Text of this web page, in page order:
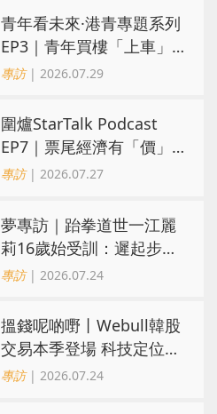
青年看未來·港青專題系列
EP3｜青年買樓「上車」
係咪夢？ 觀念改變居住選
專訪| 2026.07.29
圍爐StarTalk Podcast
EP7｜票尾經濟有「價」
有「市」？「短期流量」
專訪| 2026.07.27
夢專訪｜跆拳道世一江麗
莉16歲始受訓：遲起步不
代表不會成功
專訪| 2026.07.24
搵錢呢啲嘢丨Webull韓股
交易本季登場 科技定位成
護城河 冀登港互聯網券商
專訪| 2026.07.24